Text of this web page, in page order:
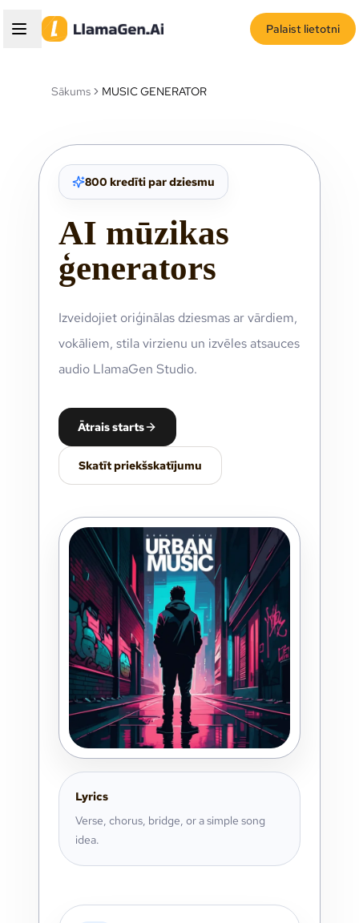
Palaist lietotni
Sākums MUSIC GENERATOR
800 kredīti par dziesmu
AI mūzikas
ģenerators
Izveidojiet oriģinālas dziesmas ar vārdiem,
vokāliem, stila virzienu un izvēles atsauces
audio LlamaGen Studio.
Ātrais starts
Skatīt priekšskatījumu
Lyrics
Verse, chorus, bridge, or a simple song
idea.